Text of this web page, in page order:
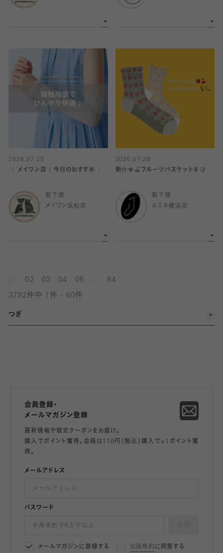
2026.07.29
〈 メイワン店｜今日のおすすめ 〉
靴下屋
メイワン浜松店
2026.07.28
新作🍓🍒フルーツバスケット🍍🍋
靴下屋
ルミネ横浜店
02 03 04 05 64
3792件中 1件 - 60件
つぎ
会員登録・
メールマガジン登録
最新情報や限定クーポンをお届け。
購入でポイント獲得。会員は110円（税込）購入で+1ポイント獲
得。
メールアドレス
パスワード
メールマガジンに登録する 会員規約 に同意する